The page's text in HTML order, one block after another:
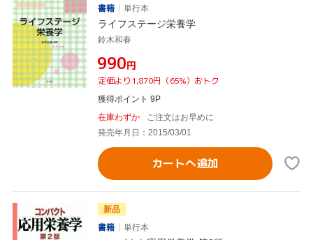
書籍
単行本
ライフステージ栄養学
鈴木和春
¥990円
定価より1,870円（65%）おトク
獲得ポイント 9P
在庫わずか
ご注文はお早めに
発売年月日：2015/03/01
カートへ追加
新品
書籍
単行本